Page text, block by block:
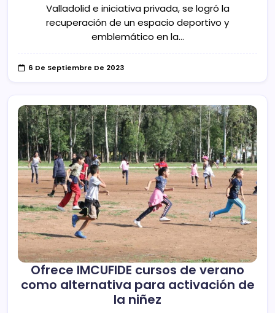
Valladolid e iniciativa privada, se logró la
recuperación de un espacio deportivo y
emblemático en la…
6 De Septiembre De 2023
Ofrece IMCUFIDE cursos de verano
como alternativa para activación de
la niñez